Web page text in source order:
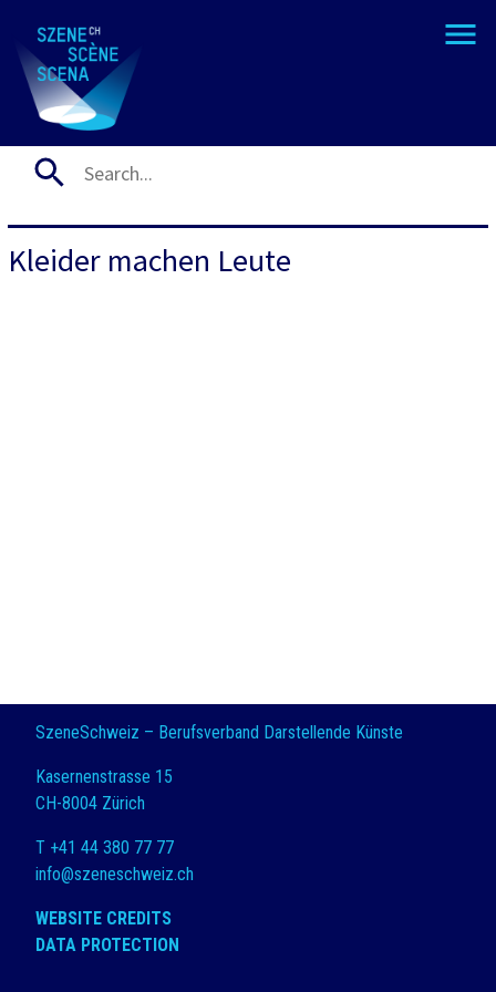
Kleider machen Leute
SzeneSchweiz – Berufsverband Darstellende Künste
Kasernenstrasse 15
CH-8004 Zürich
T +41 44 380 77 77
info@szeneschweiz.ch
WEBSITE CREDITS
DATA PROTECTION